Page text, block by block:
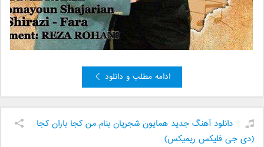
ادامه مطلب و دانلود
دانلود آهنگ جدید همایون شجریان بنام من کجا باران کجا
(دی جی فلیکس ریمیکس)